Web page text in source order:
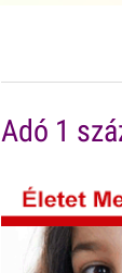
Adó 1